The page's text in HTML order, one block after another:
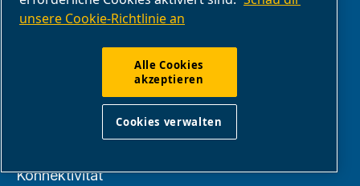
Videoanleitungen
Konnektivität
unsere Cookie-Richtlinie an
Alle Cookies
akzeptieren
Cookies verwalten